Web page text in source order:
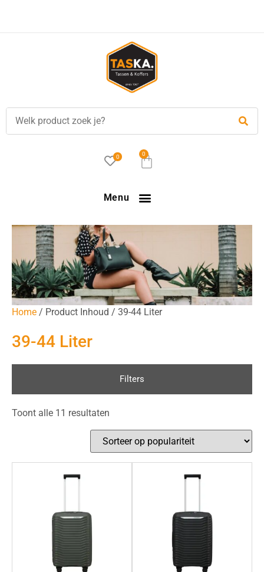
0 0
Menu
Home / Product Inhoud / 39-44 Liter
39-44 Liter
Filters
Toont alle 11 resultaten